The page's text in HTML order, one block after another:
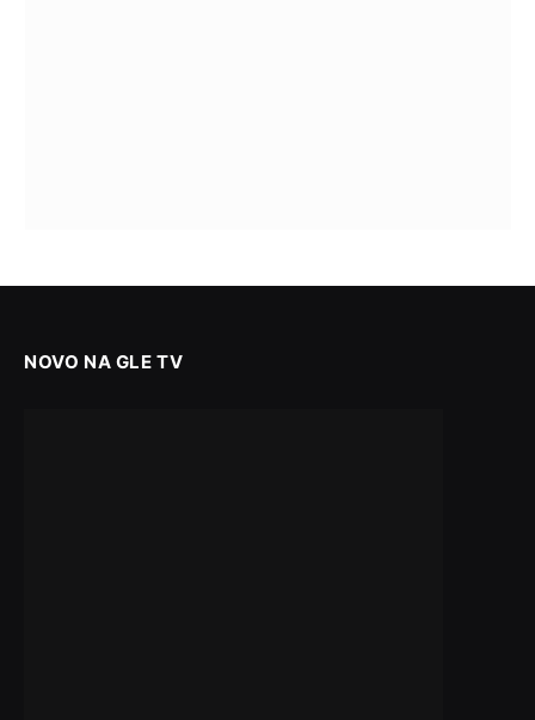
NOVO NA GLE TV